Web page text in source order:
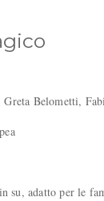
Greta Belometti,
su, adatto per le